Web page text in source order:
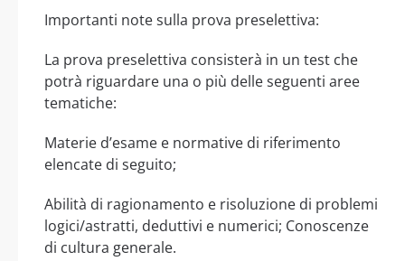
Importanti note sulla prova preselettiva:
La prova preselettiva consisterà in un test che
potrà riguardare una o più delle seguenti aree
tematiche:
Materie d’esame e normative di riferimento
elencate di seguito;
Abilità di ragionamento e risoluzione di problemi
logici/astratti, deduttivi e numerici; Conoscenze
di cultura generale.